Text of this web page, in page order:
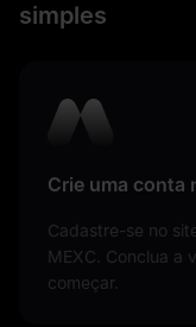
simples
Crie uma conta
Cadastre-se no
MEXC. Conclua a
começar.